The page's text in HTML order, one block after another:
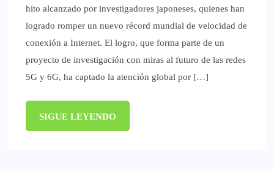
hito alcanzado por investigadores japoneses, quienes han
logrado romper un nuevo récord mundial de velocidad de
conexión a Internet. El logro, que forma parte de un
proyecto de investigación con miras al futuro de las redes
5G y 6G, ha captado la atención global por […]
SIGUE LEYENDO